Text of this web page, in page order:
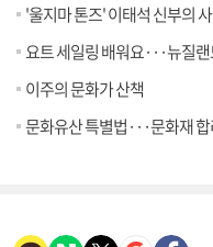
'울지마 톤즈' 이태석 신부의
요트 세일링 배워요···뉴질
이주의 문화가 산책
문화유산 특별법···문화재 합리적